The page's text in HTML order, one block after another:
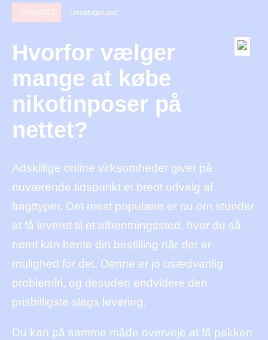
10/04/2022 Uncategorized
Hvorfor vælger
mange at købe
nikotinposer på
nettet?
Adskillige online virksomheder giver på
nuværende tidspunkt et bredt udvalg af
fragttyper. Det mest populære er nu om stunder
at få leveret til et afhentningssted, hvor du så
nemt kan hente din bestilling når der er
mulighed for det. Denne er jo usædvanlig
problemfri, og desuden endvidere den
prisbilligste slags levering.
Du kan på samme måde overveje at få pakken